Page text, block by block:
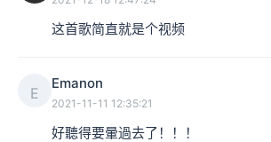
这首歌简直就是个视频
E
Emanon
2021-11-11 12:35:21
好聽得要暈過去了！！！